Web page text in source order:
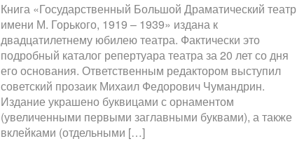
Книга «Государственный Большой Драматический театр
имени М. Горького, 1919 – 1939» издана к
двадцатилетнему юбилею театра. Фактически это
подробный каталог репертуара театра за 20 лет со дня
его основания. Ответственным редактором выступил
советский прозаик Михаил Федорович Чумандрин.
Издание украшено буквицами с орнаментом
(увеличенными первыми заглавными буквами), а также
вклейками (отдельными […]